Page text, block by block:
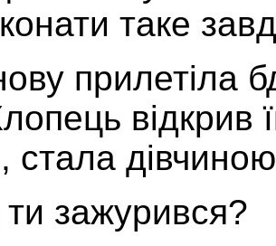
таке
прилетіла
відкрив
стала
зажурився?